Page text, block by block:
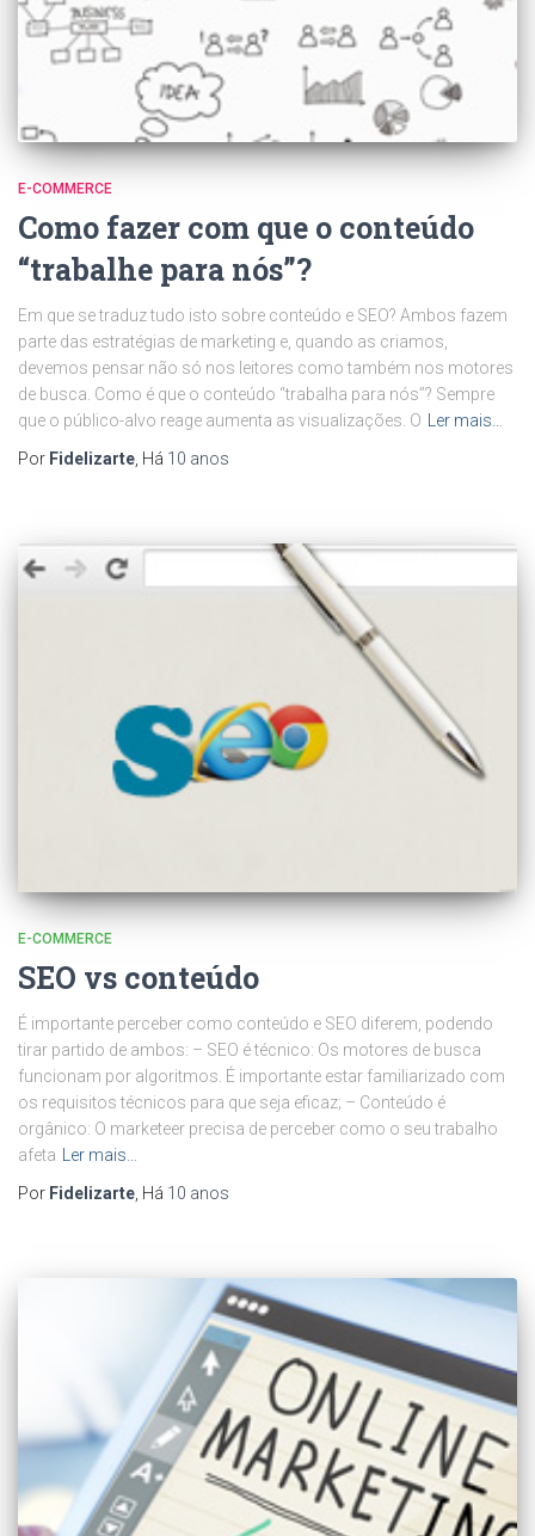
E-COMMERCE
Como fazer com que o conteúdo
“trabalhe para nós”?
Em que se traduz tudo isto sobre conteúdo e SEO? Ambos fazem
parte das estratégias de marketing e, quando as criamos,
devemos pensar não só nos leitores como também nos motores
de busca. Como é que o conteúdo “trabalha para nós”? Sempre
que o público-alvo reage aumenta as visualizações. O
Ler mais…
Por Fidelizarte , Há 10 anos
E-COMMERCE
SEO vs conteúdo
É importante perceber como conteúdo e SEO diferem, podendo
tirar partido de ambos: – SEO é técnico: Os motores de busca
funcionam por algoritmos. É importante estar familiarizado com
os requisitos técnicos para que seja eficaz; – Conteúdo é
orgânico: O marketeer precisa de perceber como o seu trabalho
afeta Ler mais…
Por Fidelizarte, Há 10 anos